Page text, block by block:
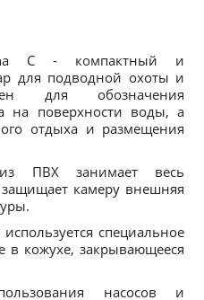
C - компактный и
для подводной охоты и
для обозначения
на поверхности воды, а
отдыха и размещения
ПВХ занимает весь
камеру внешняя
специальное
в кожухе, закрывающееся
насосов и